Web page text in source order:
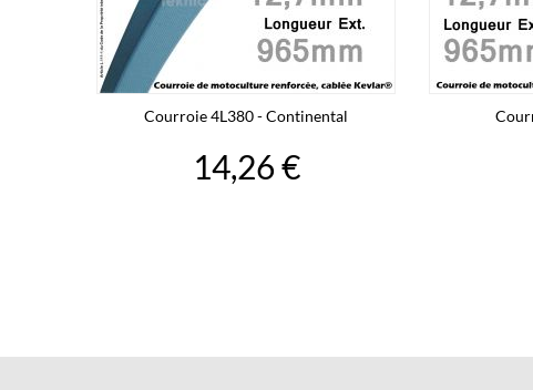
Courroie 4L380 - Continental
14,26 €